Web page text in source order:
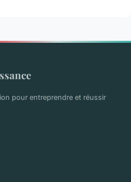
pour entreprendre et réussir